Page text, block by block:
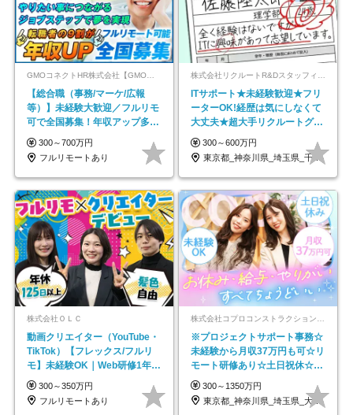
GMOコネクトHR株式会社【GMOインターネットグループ】
【総合職（事務/マーケ/広報
等）】未経験大歓迎／フルリモ
可で全国募集！年収アップ多数
★年休最大130日★
300～700万円
フルリモートあり
ITサポート★未経験歓迎★フリ
ーターOK!経歴は気にしなくて
大丈夫★超大手リクルートグル
ープの正社員/sg
300～600万円
東京都_神奈川県_埼玉県_千葉県_大阪府…
株式会社ＯＬＣ
動画クリエイター（YouTube・
TikTok）【フレックス/フルリ
モ】未経験OK｜Web研修1年間
｜副業OK
300～350万円
フルリモートあり
※プロジェクトサポート事務☆
未経験から月収37万円も可☆リ
モート研修あり☆土日祝休☆20
代～30代活躍/b
300～1350万円
東京都_神奈川県_埼玉県_大阪府_愛知県…